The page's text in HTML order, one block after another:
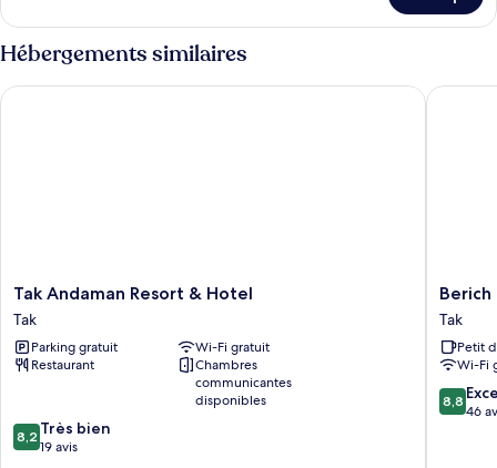
chambre :
Deluxe
Twin
le
type
de
chambre
Deluxe
Hébergements similaires
Tak
Andaman
Resort
&
Hotel
Tak Andaman Resort & Hotel
Tak
Parking gratuit
Wi-Fi gratuit
Restaurant
Chambres
communicantes
disponibles
8.2
sur
8,2 Très bien
19 avis
Tak Andaman Resort & Hotel
Berich
Hotel
Tak
Tak
Petit
Wi-Fi
8.8
sur
8,8
46
Berich